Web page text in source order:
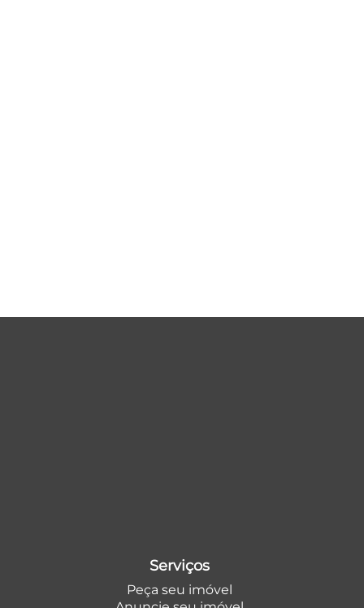
Serviços
Peça seu imóvel